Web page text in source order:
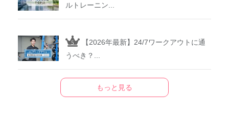
ルトレーニン...
【2026年最新】24/7ワークアウトに通
うべき？...
もっと見る